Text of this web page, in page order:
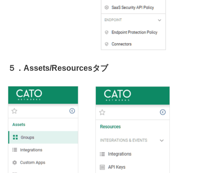
５．Assets/Resourcesタブ